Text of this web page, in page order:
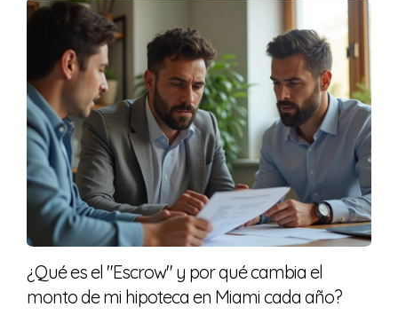
Nélida Gómez es una experta confiable en el sector
inmobiliario del sur de Florida. Con años de experiencia,
estoy lista para asistirte con cualquier consulta o
inquietud que tengas sobre el mercado en Homestead y
Florida City. ¡Contáctame hoy mismo!
¿Qué es el "Escrow" y por qué cambia el
monto de mi hipoteca en Miami cada año?